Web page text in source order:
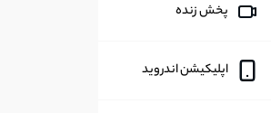
پخش زنده
اپلیکیشن اندروید